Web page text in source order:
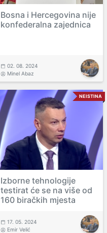
Bosna i Hercegovina nije
konfederalna zajednica
02. 08. 2024
Minel Abaz
NEISTINA
Izborne tehnologije
testirat će se na više od
160 biračkih mjesta
17. 05. 2024
Emir Velić